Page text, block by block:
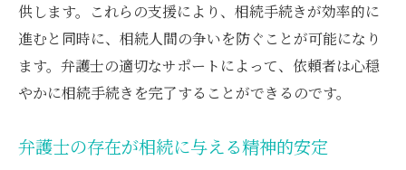
供します。これらの支援により、相続手続きが効率的に
進むと同時に、相続人間の争いを防ぐことが可能になり
ます。弁護士の適切なサポートによって、依頼者は心穏
やかに相続手続きを完了することができるのです。
弁護士の存在が相続に与える精神的安定